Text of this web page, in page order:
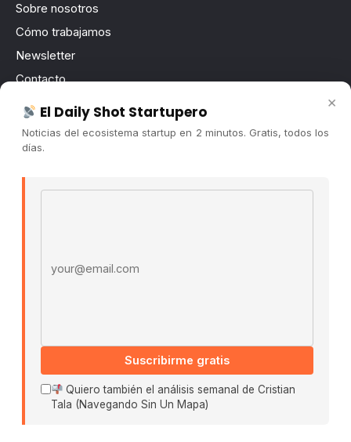
Sobre nosotros
Cómo trabajamos
Newsletter
Contacto
Publicidad
Convocatorias
×
El Daily Shot Startupero
Noticias del ecosistema startup en 2 minutos. Gratis, todos los
días.
Suscribirme gratis
Quiero también el análisis semanal de Cristian
Tala (Navegando Sin Un Mapa)
Buscar: